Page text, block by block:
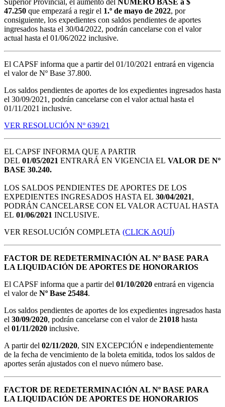
47.250 que empezará a regir el 1.º de mayo de 2022, por
consiguiente, los expedientes con saldos pendientes de aportes
ingresados hasta el 30/04/2022, podrán cancelarse con el valor
actual hasta el 01/06/2022 inclusive.
El CAPSF informa que a partir del 01/10/2021 entrará en vigencia
el valor de Nº Base 37.800.
Los saldos pendientes de aportes de los expedientes ingresados hasta
el 30/09/2021, podrán cancelarse con el valor actual hasta el
01/11/2021 inclusive.
VER RESOLUCIÓN Nº 639/21
EL CAPSF INFORMA QUE A PARTIR
DEL 01/05/2021 ENTRARÁ EN VIGENCIA EL VALOR DE Nº
BASE 30.240.
LOS SALDOS PENDIENTES DE APORTES DE LOS
EXPEDIENTES INGRESADOS HASTA EL 30/04/2021,
PODRÁN CANCELARSE CON EL VALOR ACTUAL HASTA
EL 01/06/2021 INCLUSIVE.
VER RESOLUCIÓN COMPLETA (CLICK AQUÍ)
FACTOR DE REDETERMINACIÓN AL Nº BASE PARA
LA LIQUIDACIÓN DE APORTES DE HONORARIOS
El CAPSF informa que a partir del 01/10/2020 entrará en vigencia
el valor de Nº Base 25484.
Los saldos pendientes de aportes de los expedientes ingresados hasta
el 30/09/2020, podrán cancelarse con el valor de 21018 hasta
el 01/11/2020 inclusive.
A partir del 02/11/2020, SIN EXCEPCIÓN e independientemente
de la fecha de vencimiento de la boleta emitida, todos los saldos de
aportes serán ajustados con el nuevo número base.
FACTOR DE REDETERMINACIÓN AL Nº BASE PARA
LA LIQUIDACIÓN DE APORTES DE HONORARIOS